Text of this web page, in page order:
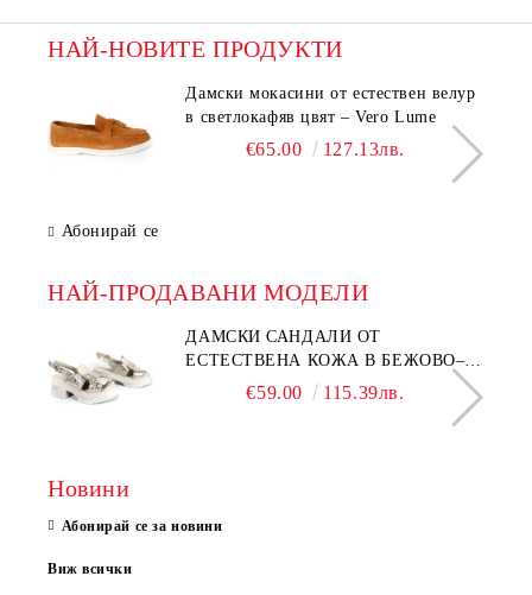
НАЙ-НОВИТЕ ПРОДУКТИ
Дамски мокасини от естествен велур
в светлокафяв цвят – Vero Lume
€65.00 127.13лв.
Абонирай се
НАЙ-ПРОДАВАНИ МОДЕЛИ
ДАМСКИ САНДАЛИ ОТ
ЕСТЕСТВЕНА КОЖА В БЕЖОВО–
МОДЕЛ NOVA.
€59.00 115.39лв.
Новини
Абонирай се за новини
Виж всички